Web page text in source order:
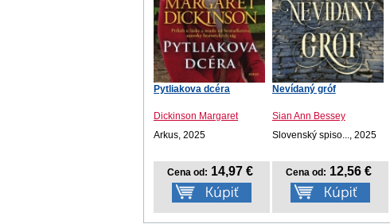
Pytliakova dcéra
Dickinson Margaret
Arkus, 2025
Cena od: 14,97 €
Nevídaný gróf
Sian Ann Bessey
Slovenský spiso..., 2025
Cena od: 12,56 €